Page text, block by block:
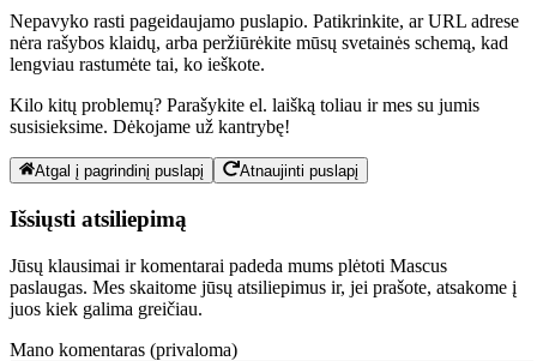
Nepavyko rasti pageidaujamo puslapio. Patikrinkite, ar URL adrese
nėra rašybos klaidų, arba peržiūrėkite mūsų svetainės schemą, kad
lengviau rastumėte tai, ko ieškote.
Kilo kitų problemų? Parašykite el. laišką toliau ir mes su jumis
susisieksime. Dėkojame už kantrybę!
Atgal į pagrindinį puslapį Atnaujinti puslapį
Išsiųsti atsiliepimą
Jūsų klausimai ir komentarai padeda mums plėtoti Mascus
paslaugas. Mes skaitome jūsų atsiliepimus ir, jei prašote, atsakome į
juos kiek galima greičiau.
Mano komentaras (privaloma)